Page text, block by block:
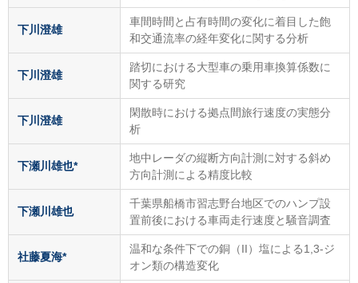
下川澄雄
車間時間と占有時間の変化に着目した飽
和交通流率の経年変化に関する分析
下川澄雄
踏切における大型車の乗用車換算係数に
関する研究
下川澄雄
閑散時における拠点間旅行速度の実態分
析
下瀬川雄也*
地中レーダの縦断方向計測に対する斜め
方向計測による精度比較
下瀬川雄也
千葉県船橋市習志野台地区でのハンプ設
置前後における車両走行速度と騒音調査
社藤夏海*
温和な条件下での銅（II）塩による1,3-ジ
オン類の構造変化